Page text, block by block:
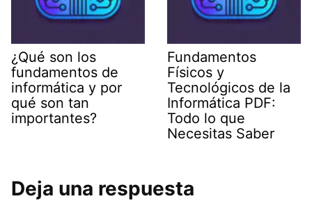
¿Qué son los
fundamentos de
informática y por
qué son tan
importantes?
Fundamentos
Físicos y
Tecnológicos de la
Informática PDF:
Todo lo que
Necesitas Saber
Deja una respuesta